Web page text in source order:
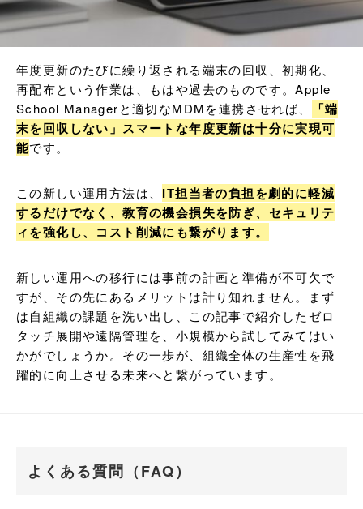
年度更新のたびに繰り返される端末の回収、初期化、
再配布という作業は、もはや過去のものです。Apple
School Managerと適切なMDMを連携させれば、
「端
末を回収しない」スマートな年度更新は十分に実現可
能です。
この新しい運用方法は、 IT担当者の負担を劇的に軽減
するだけでなく、教育の機会損失を防ぎ、セキュリテ
ィを強化し、コスト削減にも繋がります。
新しい運用への移行には事前の計画と準備が不可欠で
すが、その先にあるメリットは計り知れません。まず
は自組織の課題を洗い出し、この記事で紹介したゼロ
タッチ展開や遠隔管理を、小規模から試してみてはい
かがでしょうか。その一歩が、組織全体の生産性を飛
躍的に向上させる未来へと繋がっています。
よくある質問（FAQ）